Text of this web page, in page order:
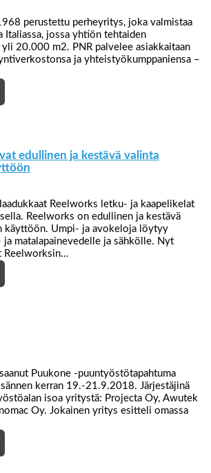
perustettu perheyritys, joka valmistaa
Italiassa, jossa yhtiön tehtaiden
20.000 m2. PNR palvelee asiakkaitaan
ja yhteistyökumppaniensa –
edullinen ja kestävä valinta
Reelworks letku- ja kaapelikelat
Reelworks on edullinen ja kestävä
käyttöön. Umpi- ja avokeloja löytyy
ja matalapainevedelle ja sähkölle. Nyt
Reelworksin…
Puukone -puuntyöstötapahtuma
kerran 19.-21.9.2018. Järjestäjinä
isoa yritystä: Projecta Oy, Awutek
Oy. Jokainen yritys esitteli omassa